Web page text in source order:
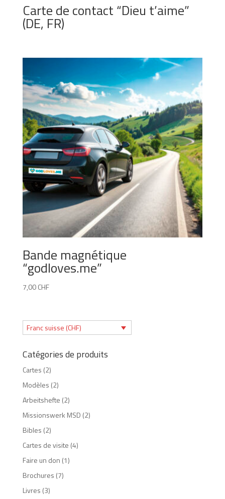
Carte de contact “Dieu t’aime”
(DE, FR)
Bande magnétique
“godloves.me”
7,00CHF
Franc suisse (CHF)
Catégories de produits
Cartes (2)
Modèles (2)
Arbeitshefte (2)
Missionswerk MSD (2)
Bibles (2)
Cartes de visite (4)
Faire un don (1)
Brochures (7)
Livres (3)